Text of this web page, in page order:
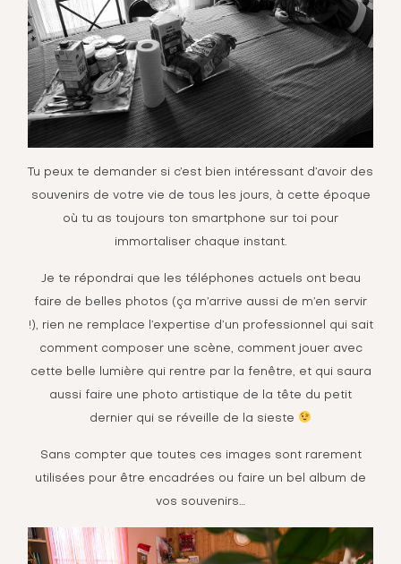
Tu peux te demander si c’est bien intéressant d’avoir des
souvenirs de votre vie de tous les jours, à cette époque
où tu as toujours ton smartphone sur toi pour
immortaliser chaque instant.
Je te répondrai que les téléphones actuels ont beau
faire de belles photos (ça m’arrive aussi de m’en servir
!), rien ne remplace l’expertise d’un professionnel qui sait
comment composer une scène, comment jouer avec
cette belle lumière qui rentre par la fenêtre, et qui saura
aussi faire une photo artistique de la tête du petit
dernier qui se réveille de la sieste
Sans compter que toutes ces images sont rarement
utilisées pour être encadrées ou faire un bel album de
vos souvenirs…